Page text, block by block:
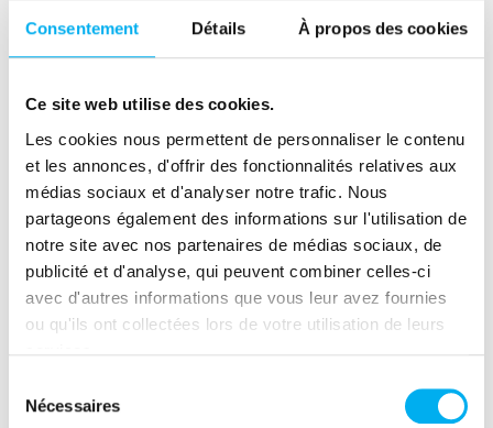
Consentement Détails À propos des cookies
Ce site web utilise des cookies.
Les cookies nous permettent de personnaliser le contenu
et les annonces, d'offrir des fonctionnalités relatives aux
médias sociaux et d'analyser notre trafic. Nous
partageons également des informations sur l'utilisation de
notre site avec nos partenaires de médias sociaux, de
publicité et d'analyse, qui peuvent combiner celles-ci
avec d'autres informations que vous leur avez fournies
ou qu'ils ont collectées lors de votre utilisation de leurs
Nécessaires
de notre client, notre
application/ConnecteurES Connect
l'AppExchange Salesforce
l'alimentation en données fiabilisant
la connaissance des prospects et
des clients.
la chaîne de la data